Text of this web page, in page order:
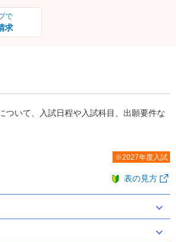
で
求
ついて、入試日程や入試科目、出願要件な
※2027年度入試
表の見方